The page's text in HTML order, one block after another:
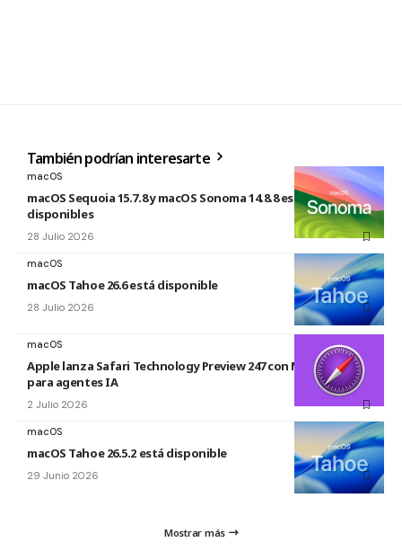
También podrían interesarte
macOS
macOS Sequoia 15.7.8 y macOS Sonoma 14.8.8 están
disponibles
28 Julio 2026
macOS
macOS Tahoe 26.6 está disponible
28 Julio 2026
macOS
Apple lanza Safari Technology Preview 247 con MCP Server
para agentes IA
2 Julio 2026
macOS
macOS Tahoe 26.5.2 está disponible
29 Junio 2026
Mostrar más